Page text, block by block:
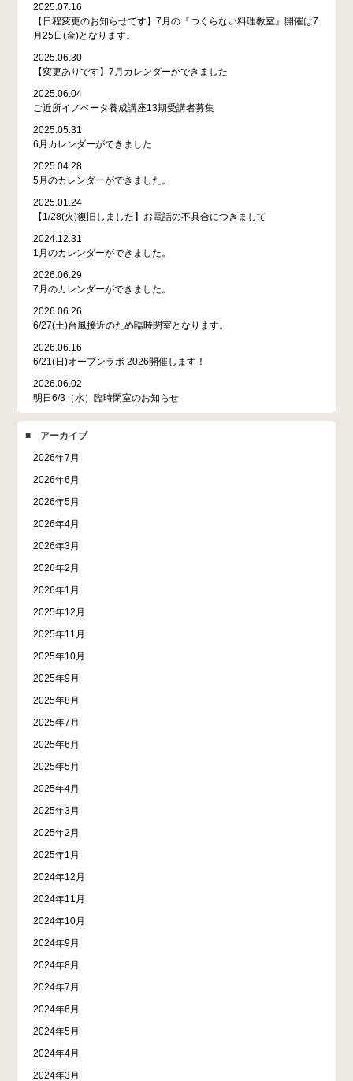
2025.07.16
【日程変更のお知らせです】7月の『つくらない料理教室』開催は7
月25日(金)となります。
2025.06.30
【変更ありです】7月カレンダーができました
2025.06.04
ご近所イノベータ養成講座13期受講者募集
2025.05.31
6月カレンダーができました
2025.04.28
5月のカレンダーができました。
2025.01.24
【1/28(火)復旧しました】お電話の不具合につきまして
2024.12.31
1月のカレンダーができました。
2026.06.29
7月のカレンダーができました。
2026.06.26
6/27(土)台風接近のため臨時閉室となります。
2026.06.16
6/21(日)オープンラボ 2026開催します！
2026.06.02
明日6/3（水）臨時閉室のお知らせ
■ アーカイブ
2026年7月
2026年6月
2026年5月
2026年4月
2026年3月
2026年2月
2026年1月
2025年12月
2025年11月
2025年10月
2025年9月
2025年8月
2025年7月
2025年6月
2025年5月
2025年4月
2025年3月
2025年2月
2025年1月
2024年12月
2024年11月
2024年10月
2024年9月
2024年8月
2024年7月
2024年6月
2024年5月
2024年4月
2024年3月